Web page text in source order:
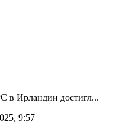
в Ирландии достигл...
9:57